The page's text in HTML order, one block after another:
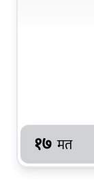
१७ मत